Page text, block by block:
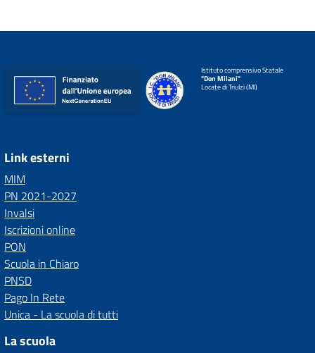
Istituto comprensivo Statale
"Don Milani"
Locate di Triulzi (MI)
Link esterni
MIM
PN 2021-2027
Invalsi
Iscrizioni online
PON
Scuola in Chiaro
PNSD
Pago In Rete
Unica - La scuola di tutti
La scuola